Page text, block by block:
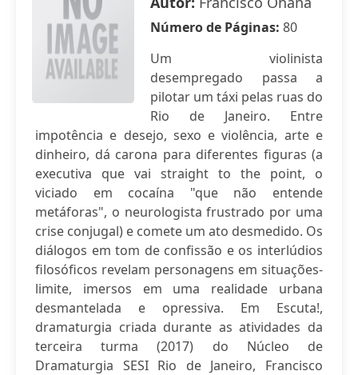
Número de Páginas: 80
Um violinista
desempregado passa a
pilotar um táxi pelas ruas do
Rio de Janeiro. Entre
impotência e desejo, sexo e violência, arte e
dinheiro, dá carona para diferentes figuras (a
executiva que vai straight to the point, o
viciado em cocaína "que não entende
metáforas", o neurologista frustrado por uma
crise conjugal) e comete um ato desmedido. Os
diálogos em tom de confissão e os interlúdios
filosóficos revelam personagens em situações-
limite, imersos em uma realidade urbana
desmantelada e opressiva. Em Escuta!,
dramaturgia criada durante as atividades da
terceira turma (2017) do Núcleo de
Dramaturgia SESI Rio de Janeiro, Francisco